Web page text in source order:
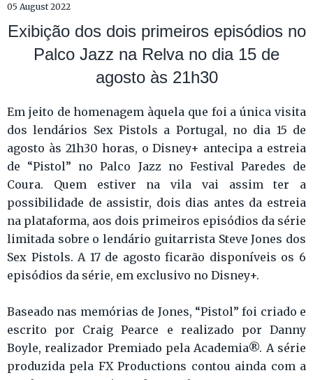
05 August 2022
Exibição dos dois primeiros episódios no
Palco Jazz na Relva no dia 15 de
agosto às 21h30
Em jeito de homenagem àquela que foi a única visita
dos lendários Sex Pistols a Portugal, no dia 15 de
agosto às 21h30 horas, o Disney+ antecipa a estreia
de “Pistol” no Palco Jazz no Festival Paredes de
Coura. Quem estiver na vila vai assim ter a
possibilidade de assistir, dois dias antes da estreia
na plataforma, aos dois primeiros episódios da série
limitada sobre o lendário guitarrista Steve Jones dos
Sex Pistols. A 17 de agosto ficarão disponíveis os 6
episódios da série, em exclusivo no Disney+.
Baseado nas memórias de Jones, “Pistol” foi criado e
escrito por Craig Pearce e realizado por Danny
Boyle, realizador Premiado pela Academia®. A série
produzida pela FX Productions contou ainda com a